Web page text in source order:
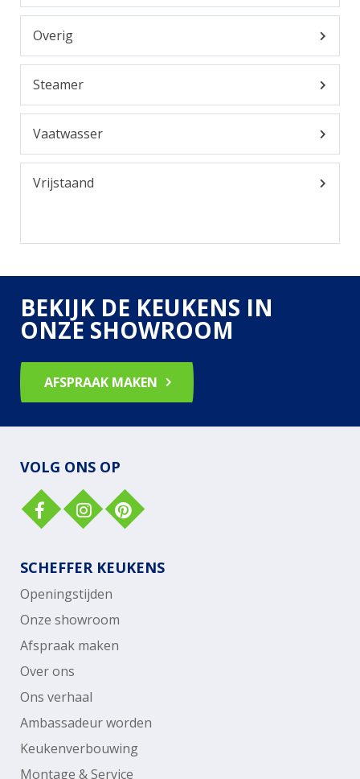
Overig
Steamer
Vaatwasser
Vrijstaand
BEKIJK DE KEUKENS IN
ONZE SHOWROOM
AFSPRAAK MAKEN
VOLG ONS OP
SCHEFFER KEUKENS
Openingstijden
Onze showroom
Afspraak maken
Over ons
Ons verhaal
Ambassadeur worden
Keukenverbouwing
Montage & Service